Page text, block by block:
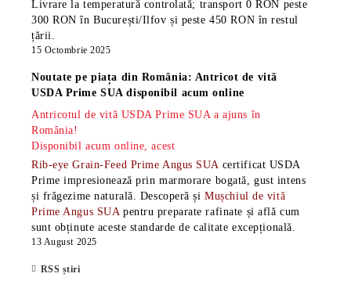
Livrare la temperatură controlată; transport 0 RON peste
300 RON în București/Ilfov și peste 450 RON în restul
țării.
15 Octombrie 2025
Noutate pe piața din România: Antricot de vită
USDA Prime SUA disponibil acum online
Antricotul de vită USDA Prime SUA a ajuns în
România!
Disponibil acum online, acest
Rib-eye Grain-Feed Prime Angus SUA certificat USDA
Prime impresionează prin marmorare bogată, gust intens
și frăgezime naturală. Descoperă șiMușchiul de vită
Prime Angus SUA pentru preparate rafinate și află cum
sunt obținute aceste standarde de calitate excepțională.
13 August 2025
RSS știri